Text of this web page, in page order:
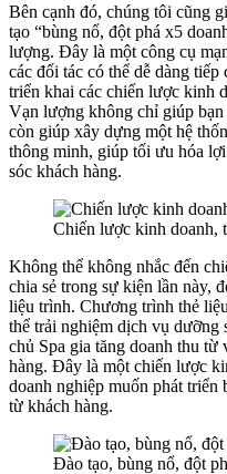
Bên cạnh đó, chúng tôi cũng
tạo “bùng nổ, đột phá x5
lượng. Đây là một công cụ
các đối tác có thể dễ dàng
triển khai các chiến lược kinh
Vạn lượng không chỉ giúp bạn
còn giúp xây dựng một hệ
thông minh, giúp tối ưu hóa
sóc khách hàng.
Chiến lược kinh doanh,
Không thể không nhắc đến
chia sẻ trong sự kiện lần này,
liệu trình. Chương trình thẻ
thể trải nghiệm dịch vụ dưỡng
chủ Spa gia tăng doanh thu
hàng. Đây là một chiến lược
doanh nghiệp muốn phát triển
từ khách hàng.
Đào tạo, bùng nổ, đột